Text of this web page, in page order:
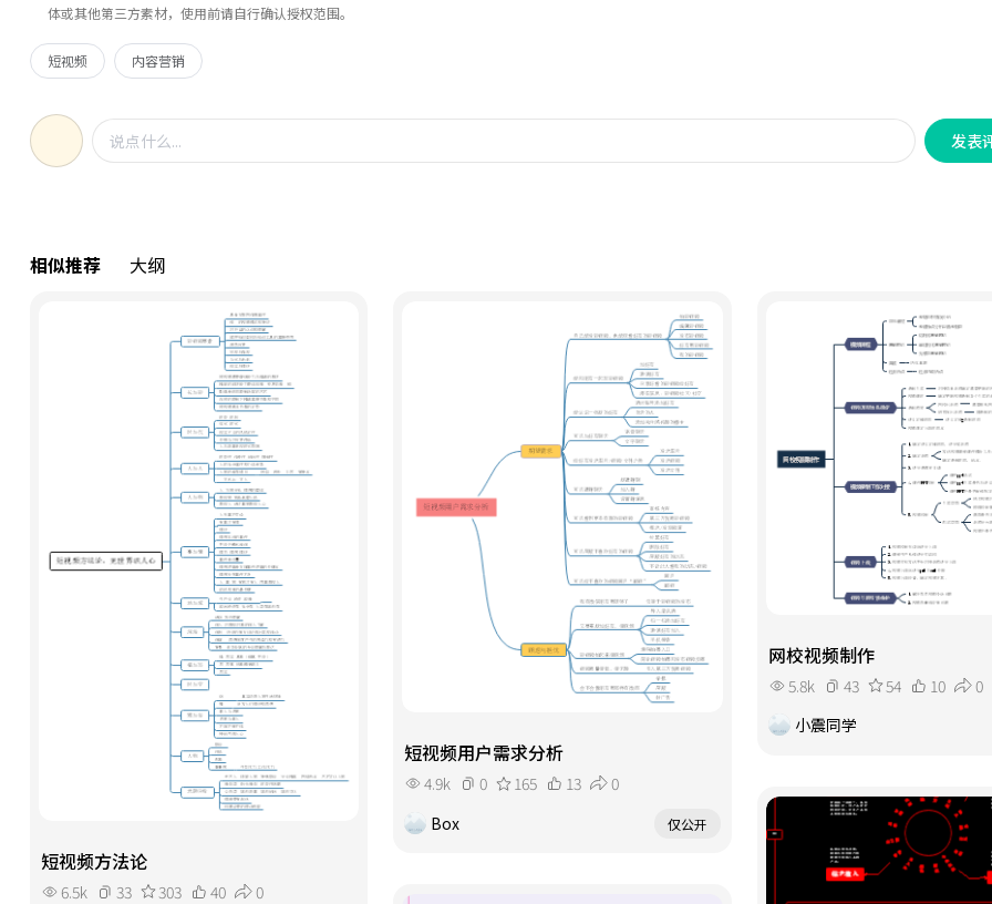
体或其他第三方素材，使用前请自行确认授权范围。
短视频 内容营销
发表
相似推荐 大纲
短视频方法论
6.5k 33 303 40
0
短视频用户需求分析
4.9k 0 165 13
0
Box
仅公开
网校视频制作
5.8k 43 54 10
0
小震同学